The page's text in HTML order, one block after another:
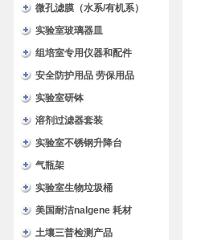
微孔滤膜（水系/有机系）
实验室玻璃器皿
组培室专用仪器和配件
安全防护用品 劳保用品
实验室研钵
溶剂过滤器套装
实验室不锈钢升降台
气瓶架
实验室生物垃圾桶
美国耐洁nalgene 耗材
土壤三普检测产品